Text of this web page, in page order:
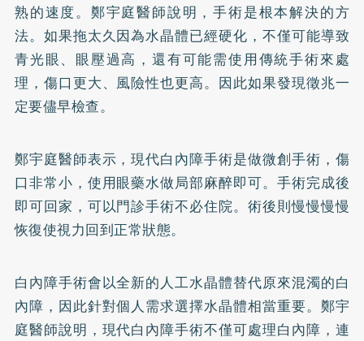
熟的速度。鄭宇庭醫師說明，手術是根本解決的方
法。如果拖太久因為水晶體已經硬化，不僅可能導致
青光眼、眼壓過高，還有可能需使用傳統手術來處
理，傷口更大、風險性也更高。因此如果發現徵兆一
定要儘早檢查。
鄭宇庭醫師表示，現代白內障手術是做微創手術，傷
口非常小，使用眼藥水做局部麻醉即可。手術完成後
即可回家，可以門診手術不必住院。術後則慢慢慢慢
恢復使視力回到正常狀態。
白內障手術會以全新的人工水晶體替代原來混濁的白
內障，因此針對個人需求選擇水晶體相當重要。鄭宇
庭醫師說明，現代白內障手術不僅可處理白內障，連